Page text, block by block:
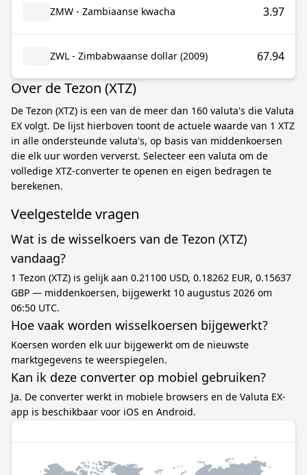
ZMW - Zambiaanse kwacha 3.97
ZWL - Zimbabwaanse dollar (2009) 67.94
Over de Tezon (XTZ)
De Tezon (XTZ) is een van de meer dan 160 valuta's die Valuta
EX volgt. De lijst hierboven toont de actuele waarde van 1 XTZ
in alle ondersteunde valuta's, op basis van middenkoersen
die elk uur worden ververst. Selecteer een valuta om de
volledige XTZ-converter te openen en eigen bedragen te
berekenen.
Veelgestelde vragen
Wat is de wisselkoers van de Tezon (XTZ)
vandaag?
1 Tezon (XTZ) is gelijk aan 0.21100 USD, 0.18262 EUR, 0.15637
GBP — middenkoersen, bijgewerkt 10 augustus 2026 om
06:50 UTC.
Hoe vaak worden wisselkoersen bijgewerkt?
Koersen worden elk uur bijgewerkt om de nieuwste
marktgegevens te weerspiegelen.
Kan ik deze converter op mobiel gebruiken?
Ja. De converter werkt in mobiele browsers en de Valuta EX-
app is beschikbaar voor iOS en Android.